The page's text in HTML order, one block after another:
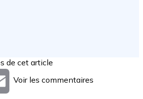
de cet article
Email
Voir les commentaires